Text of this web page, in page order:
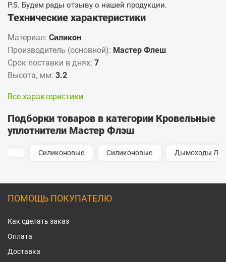
P.S. Будем рады отзыву о нашей продукции.
Технические характеристики
Материал: Силикон
Производитель (основной): Мастер Флеш
Срок поставки в днях: 7
Высота, мм: 3.2
Все характеристики
Подборки товаров в категории Кровельные
уплотнители Мастер Флэш
Силиконовые Силиконовые Дымоходы
ПОМОЩЬ ПОКУПАТЕЛЮ
Как сделать заказ
Оплата
Доставка